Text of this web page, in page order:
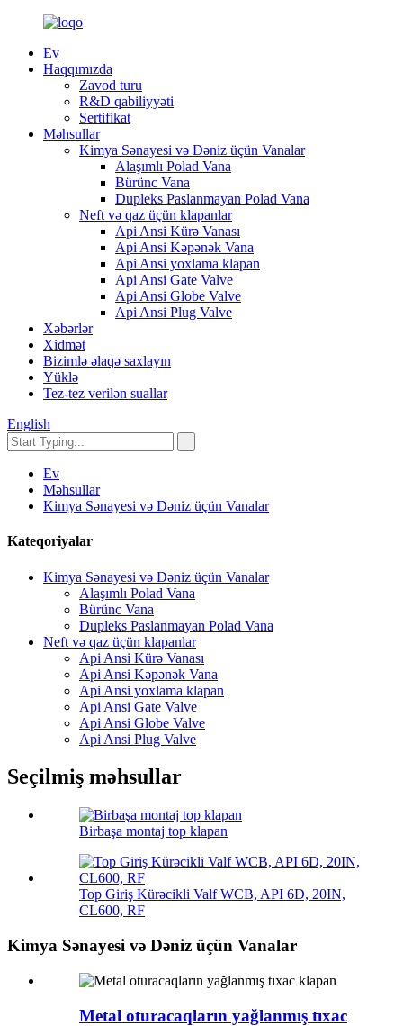
Ev
Haqqımızda
Zavod turu
R&D qabiliyyəti
Sertifikat
Məhsullar
Kimya Sənayesi və Dəniz üçün Vanalar
Alaşımlı Polad Vana
Bürünc Vana
Dupleks Paslanmayan Polad Vana
Neft və qaz üçün klapanlar
Api Ansi Kürə Vanası
Api Ansi Kəpənək Vana
Api Ansi yoxlama klapan
Api Ansi Gate Valve
Api Ansi Globe Valve
Api Ansi Plug Valve
Xəbərlər
Xidmət
Bizimlə əlaqə saxlayın
Yüklə
Tez-tez verilən suallar
English
Ev
Məhsullar
Kimya Sənayesi və Dəniz üçün Vanalar
Kateqoriyalar
Kimya Sənayesi və Dəniz üçün Vanalar
Alaşımlı Polad Vana
Bürünc Vana
Dupleks Paslanmayan Polad Vana
Neft və qaz üçün klapanlar
Api Ansi Kürə Vanası
Api Ansi Kəpənək Vana
Api Ansi yoxlama klapan
Api Ansi Gate Valve
Api Ansi Globe Valve
Api Ansi Plug Valve
Seçilmiş məhsullar
Birbaşa montaj top klapan
Top Giriş Kürəcikli Valf WCB, API 6D, 20IN,
CL600, RF
Kimya Sənayesi və Dəniz üçün Vanalar
Metal oturacaqların yağlanmış tıxac